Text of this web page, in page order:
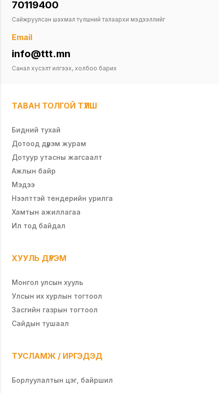
70119400
Сайжруулсан шахмал түлшний талаархи мэдээллийг
Email
info@ttt.mn
Санал хүсэлт илгээх, холбоо барих
ТАВАН ТОЛГОЙ ТҮЛШ
Бидний тухай
Дотоод дүрэм журам
Дотуур утасны жагсаалт
Ажлын байр
Мэдээ
Нээлттэй тендерийн урилга
Хамтын ажиллагаа
Ил тод байдал
ХУУЛЬ ДҮРЭМ
Монгол улсын хууль
Улсын их хурлын тогтоол
Засгийн газрын тогтоол
Сайдын тушаал
ТУСЛАМЖ / ИРГЭДЭД
Борлуулалтын цэг, байршил